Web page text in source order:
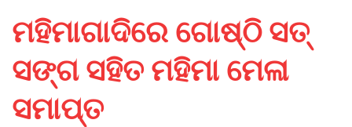
ମହିମାଗାଦିରେ ଗୋଷ୍ଠି ସତ୍
ସଙ୍ଗ ସହିତ ମହିମା ମେଳା
ସମାପ୍ତ